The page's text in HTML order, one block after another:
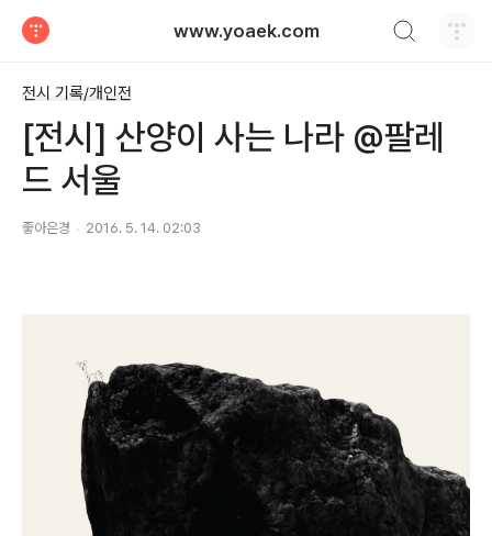
www.yoaek.com
전시 기록/개인전
[전시] 산양이 사는 나라 @팔레
드 서울
좋아은경 2016. 5. 14. 02:03